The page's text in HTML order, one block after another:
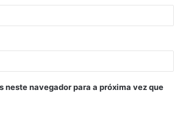
neste navegador para a próxima vez que